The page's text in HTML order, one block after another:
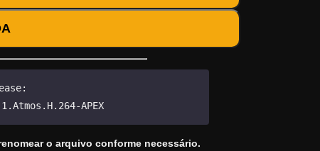
APEX
o arquivo conforme necessário.